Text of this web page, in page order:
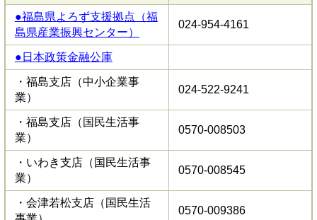
●福島県よろず支援拠点（福
島県産業振興センター）
024-954-4161
●日本政策金融公庫
・福島支店（中小企業事
業）
024-522-9241
・福島支店（国民生活事
業）
0570-008503
・いわき支店（国民生活事
業）
0570-008545
・会津若松支店（国民生活
0570-009386